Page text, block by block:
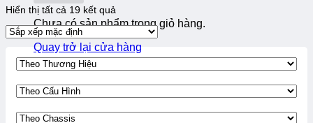
Chưa có sản phẩm trong giỏ hàng.
Quay trở lại cửa hàng
Hiển thị tất cả 19 kết quả